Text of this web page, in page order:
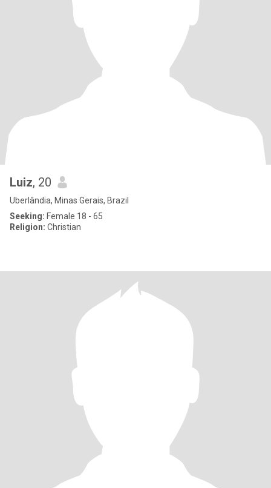
Luiz, 20
Uberlândia, Minas Gerais, Brazil
Seeking: Female 18 - 65
Religion: Christian